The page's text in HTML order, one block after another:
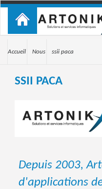
Accueil Nous ssii paca
SSII PACA
Depuis 2003,
d'applications